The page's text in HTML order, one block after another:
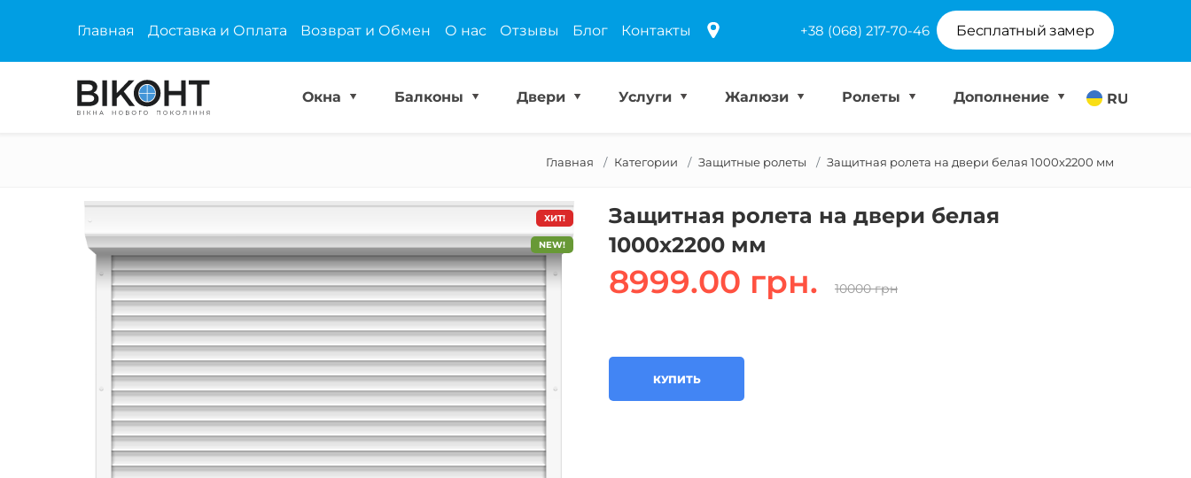
Главная Доставка и Оплата Возврат и Обмен О нас Отзывы Блог Контакты +38 (068) 217-70-46 Бесплатный замер
RU
Окна Балконы Двери Услуги Жалюзи Ролеты Дополнение
Главная Категории Защитные ролеты Защитная ролета на двери белая 1000х2200 мм
ХИТ!
NEW!
Защитная ролета на двери белая
1000х2200 мм
8999.00 грн. 10000 грн
КУПИТЬ